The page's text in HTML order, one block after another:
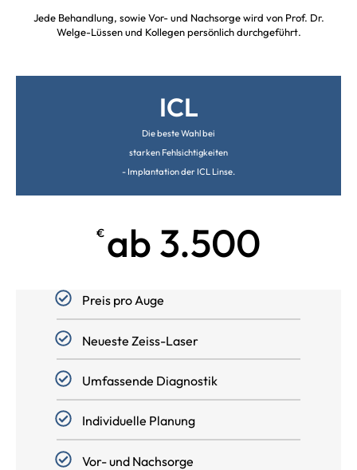
Jede Behandlung, sowie Vor- und Nachsorge wird von Prof. Dr.
Welge-Lüssen und Kollegen persönlich durchgeführt.
ICL
Die beste Wahl bei
starken Fehlsichtigkeiten
- Implantation der ICL Linse.
€ ab 3.500
Preis pro Auge
Neueste Zeiss-Laser
Umfassende Diagnostik
Individuelle Planung
Vor- und Nachsorge